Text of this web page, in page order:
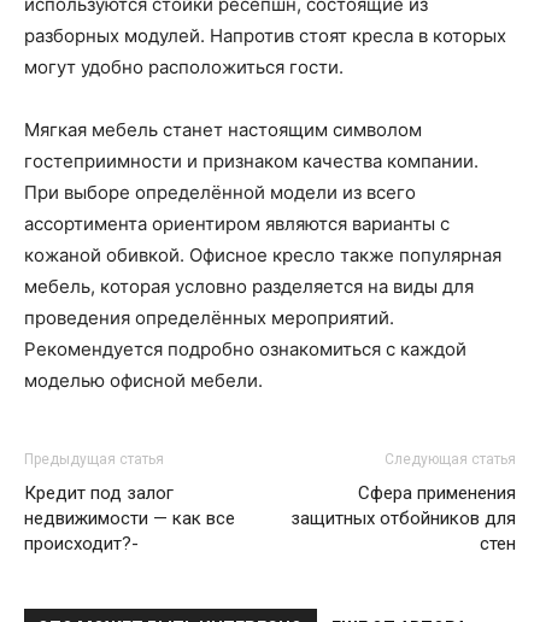
разборных модулей. Напротив стоят кресла в которых
могут удобно расположиться гости.
Мягкая мебель станет настоящим символом
гостеприимности и признаком качества компании.
При выборе определённой модели из всего
ассортимента ориентиром являются варианты с
кожаной обивкой. Офисное кресло также популярная
мебель, которая условно разделяется на виды для
проведения определённых мероприятий.
Рекомендуется подробно ознакомиться с каждой
моделью офисной мебели.
Предыдущая статья
Кредит под залог
недвижимости — как все
происходит?-
Следующая статья
Сфера применения
защитных отбойников для
стен